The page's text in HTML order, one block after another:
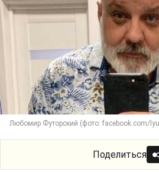
Любомир Футорский (фото: facebook.com/
Поделиться